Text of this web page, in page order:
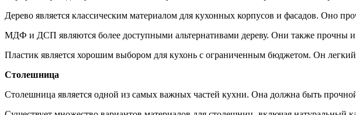
Дерево является классическим материалом для кухонных корпусов и фасадов. Оно
МДФ и ДСП являются более доступными альтернативами дереву. Они также прочны и
Пластик является хорошим выбором для кухонь с ограниченным бюджетом. Он
Столешница
Столешница является одной из самых важных частей кухни. Она должна быть